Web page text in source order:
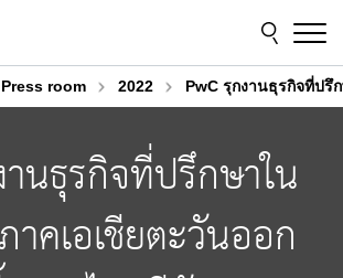
Press room 2022 PwC รุกงานธุรกิจที่ปรึ
นธุรกิจที่ปรึกษาใน
คเอเชียตะวันออก